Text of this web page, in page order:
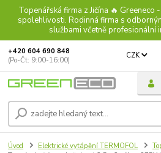
Topenářská firma z Jičína 🔥 Greeneco
spolehlivosti. Rodinná firma s
službami včetně profesionální
CZK
+420 604 690 848
(Po-Čt: 9:00-16:00)
Úvod Elektrické vytápění TERMOFOL